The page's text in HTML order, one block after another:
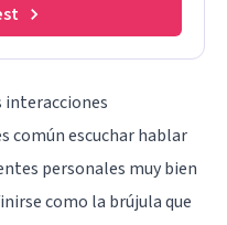
interacciones
común escuchar hablar
personales muy bien
como la brújula que